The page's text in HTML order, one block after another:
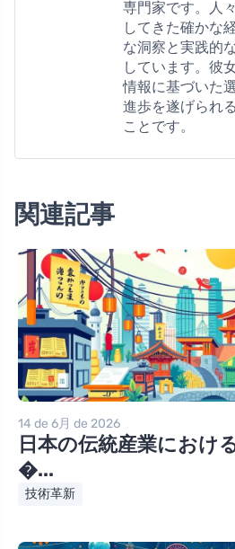
専門家です。人
してきた確かな
な洞察と実践的
しています。彼
情報に基づいた
進歩を遂げられ
ことです。
関連記事
14 de 6月 de 2026
日本の伝統産業におけ
�...
技術革新